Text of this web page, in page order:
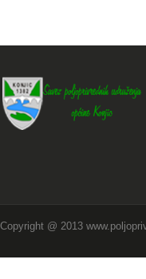
Copyright @ 2013